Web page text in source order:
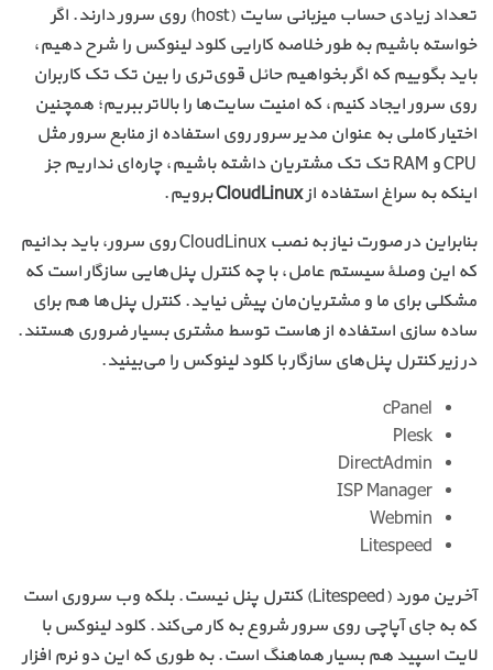
تعداد زیادی حساب میزبانی سایت (host) روی سرور دارند. اگر
خواسته باشیم به طور خلاصه کارایی کلود لینوکس را شرح دهیم،
باید بگوییم که اگر بخواهیم حائل قوی‌تری را بین تک تک کاربران
روی سرور ایجاد کنیم، که امنیت سایت‌ها را بالاتر ببریم؛ همچنین
اختیار کاملی به عنوان مدیر سرور روی استفاده از منابع سرور مثل
CPU و RAM تک تک مشتریان داشته باشیم، چاره‌ای نداریم جز
اینکه به سراغ استفاده ازCloudLinuxبرویم.
بنابراین در صورت نیاز به نصب CloudLinux روی سرور، باید بدانیم
که این وصلهٔ سیستم عامل، با چه کنترل پنل‌هایی سازگار است که
مشکلی برای ما و مشتریان‌مان پیش نیاید. کنترل پنل‌ها هم برای
ساده سازی استفاده از هاست توسط مشتری بسیار ضروری هستند.
در زیر کنترل پنل‌های سازگار با کلود لینوکس را می‌بینید.
cPanel
Plesk
DirectAdmin
ISP Manager
Webmin
Litespeed
آخرین مورد (Litespeed) کنترل پنل نیست. بلکه وب سروری است
که به جای آپاچی روی سرور شروع به کار می‌کند. کلود لینوکس با
لایت اسپید هم بسیار هماهنگ است. به طوری که این دو نرم افزار